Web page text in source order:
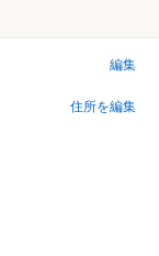
編集
住所を編集